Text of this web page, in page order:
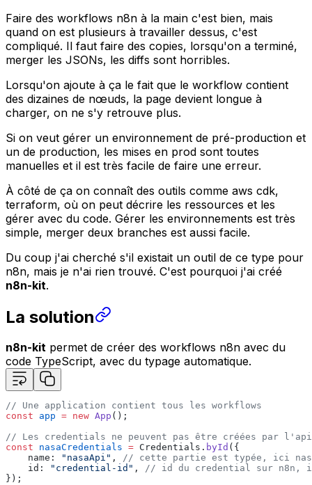
Faire des workflows n8n à la main c'est bien, mais
quand on est plusieurs à travailler dessus, c'est
compliqué. Il faut faire des copies, lorsqu'on a terminé,
merger les JSONs, les diffs sont horribles.
Lorsqu'on ajoute à ça le fait que le workflow contient
des dizaines de nœuds, la page devient longue à
charger, on ne s'y retrouve plus.
Si on veut gérer un environnement de pré-production et
un de production, les mises en prod sont toutes
manuelles et il est très facile de faire une erreur.
À côté de ça on connaît des outils comme aws cdk,
terraform, où on peut décrire les ressources et les
gérer avec du code. Gérer les environnements est très
simple, merger deux branches est aussi facile.
Du coup j'ai cherché s'il existait un outil de ce type pour
n8n, mais je n'ai rien trouvé. C'est pourquoi j'ai créé
n8n-kit.
La solution
n8n-kit permet de créer des workflows n8n avec du
code TypeScript, avec du typage automatique.
// Une application contient tous les workflows
const
app = new App () ;
//
Les credentials ne peuvent pas être créées par
const
nasaCredentials = Credentials . byId ( {
name : "nasaApi" , // cette partie est typée, ici
id : "credential-id" , // id du credential sur n8n,
} ) ;